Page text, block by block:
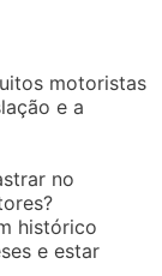
motoristas
e a
no
histórico
e estar